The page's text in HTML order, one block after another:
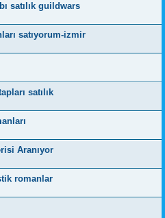
satılık guildwars
satıyorum-izmir
satılık
Aranıyor
romanlar